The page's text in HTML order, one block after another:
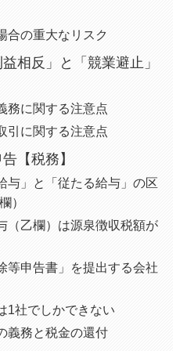
合の重大なリスク
相反」と「競業避止」
務に関する注意点
引に関する注意点
【税務】
与」と「従たる給与」の区
）
（乙欄）は源泉徴収税額が
等申告書」を提出する会社
1社でしかできない
義務と税金の還付